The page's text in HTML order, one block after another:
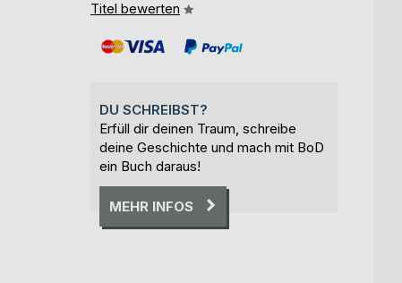
Titel bewerten
DU SCHREIBST?
Erfüll dir deinen Traum, schreibe
deine Geschichte und mach mit BoD
ein Buch daraus!
MEHR INFOS